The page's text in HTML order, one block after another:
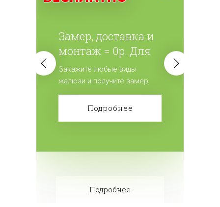
Замер, доставка и
монтаж = 0р. Для
всех жалюзи.
Закажите любые виды
жалюзи и получите замер,
доставку и монтаж
бесплатно! Сделайте заказ!
Подробнее
Подробнее